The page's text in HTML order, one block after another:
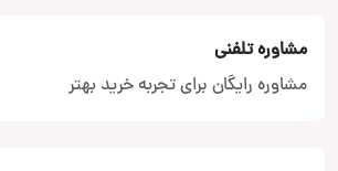
مشاوره تلفنی
مشاوره رایگان برای تجربه خرید بهتر